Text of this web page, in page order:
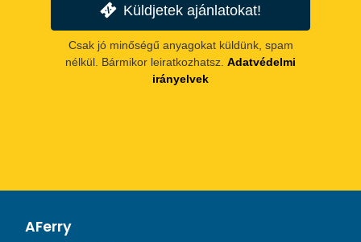
Küldjetek ajánlatokat!
Csak jó minőségű anyagokat küldünk, spam
nélkül. Bármikor leiratkozhatsz. Adatvédelmi
irányelvek
AFerry